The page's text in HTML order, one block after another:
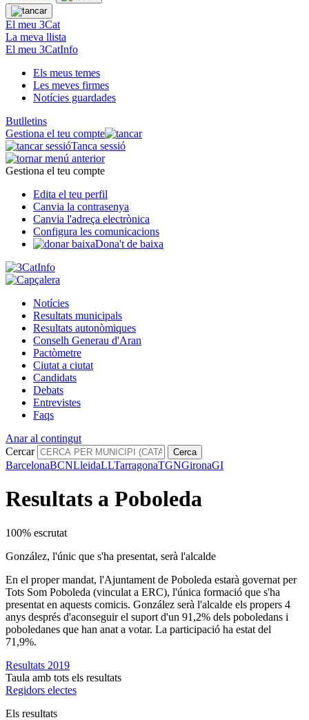
El meu 3Cat
La meva llista
El meu 3CatInfo
Els meus temes
Les meves firmes
Notícies guardades
Butlletins
Gestiona el teu compte
Tanca sessió
Gestiona el teu compte
Edita el teu perfil
Canvia la contrasenya
Canvia l'adreça electrònica
Configura les comunicacions
Dona't de baixa
Notícies
Resultats municipals
Resultats autonòmiques
Conselh Generau d'Aran
Pactòmetre
Ciutat a ciutat
Candidats
Debats
Entrevistes
Faqs
Anar al contingut
Cercar
Cerca
BarcelonaBCNLleidaLLTarragonaTGNGironaGI
Resultats a Poboleda
100% escrutat
González, l'únic que s'ha presentat, serà l'alcalde
En el proper mandat, l'Ajuntament de Poboleda estarà governat per
Tots Som Poboleda (vinculat a ERC), l'única formació que s'ha
presentat en aquests comicis. González serà l'alcalde els propers 4
anys després d'aconseguir el suport d'un 91,2% dels poboledans i
poboledanes que han anat a votar. La participació ha estat del
71,9%.
Resultats 2019
Taula amb tots els resultats
Regidors electes
Els resultats